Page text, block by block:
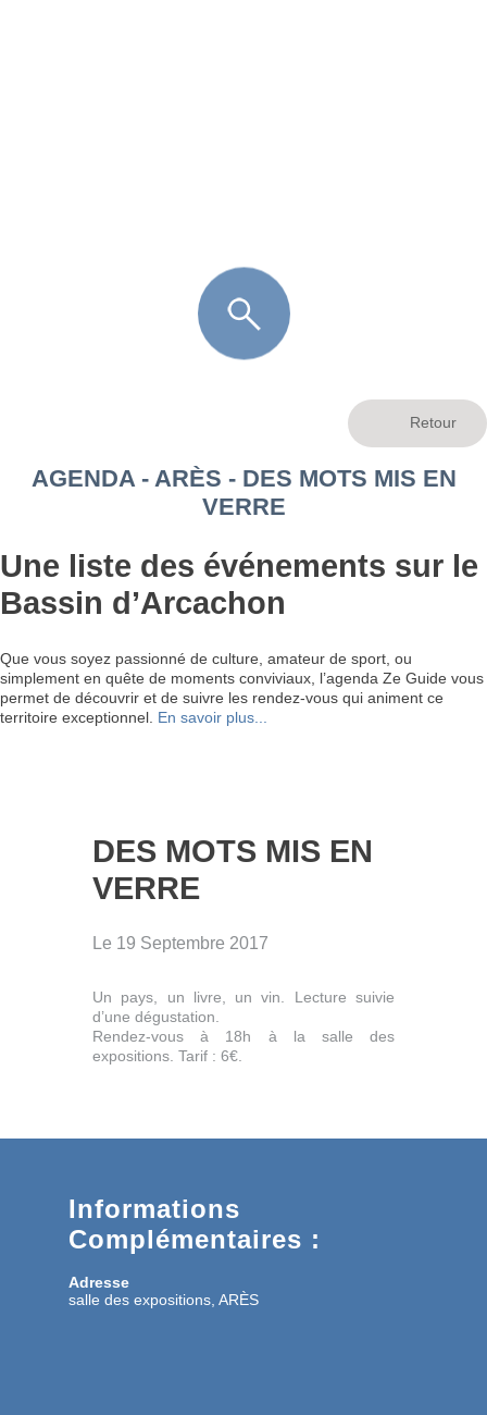
AGENDA - ARÈS - DES MOTS MIS EN
VERRE
Une liste des événements sur le
Bassin d’Arcachon
Que vous soyez passionné de culture, amateur de sport, ou
simplement en quête de moments conviviaux, l’agenda Ze Guide vous
permet de découvrir et de suivre les rendez-vous qui animent ce
territoire exceptionnel. En savoir plus...
DES MOTS MIS EN
VERRE
Le 19 Septembre 2017
Un pays, un livre, un vin. Lecture suivie
d’une dégustation.
Rendez-vous à 18h à la salle des
expositions. Tarif : 6€.
Informations
Complémentaires :
Adresse
salle des expositions, ARÈS